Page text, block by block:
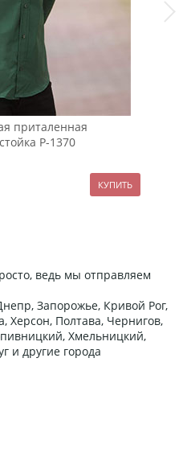
приталенная
Р-1370
ведь мы отправляем
Запорожье, Кривой Рог,
Херсон, Полтава, Чернигов,
Хмельницкий,
и другие города